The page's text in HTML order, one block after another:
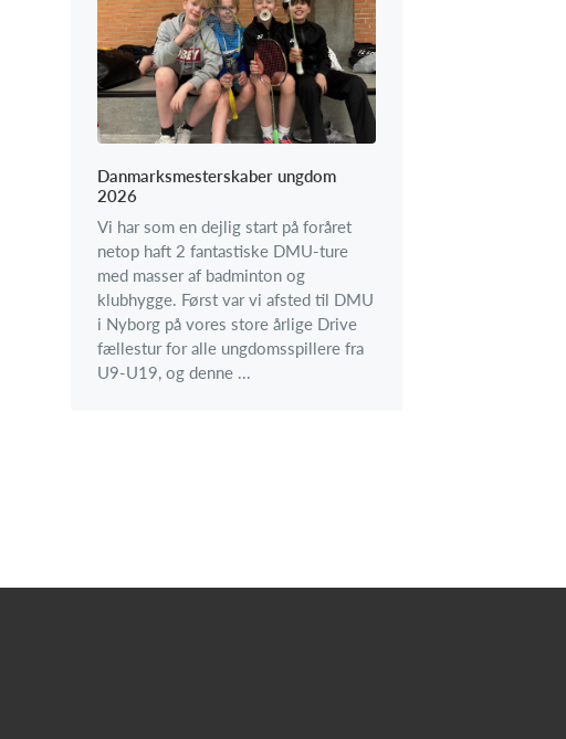
Danmarksmesterskaber ungdom
2026
Vi har som en dejlig start på foråret
netop haft 2 fantastiske DMU-ture
med masser af badminton og
klubhygge. Først var vi afsted til DMU
i Nyborg på vores store årlige Drive
fællestur for alle ungdomsspillere fra
U9-U19, og denne ...